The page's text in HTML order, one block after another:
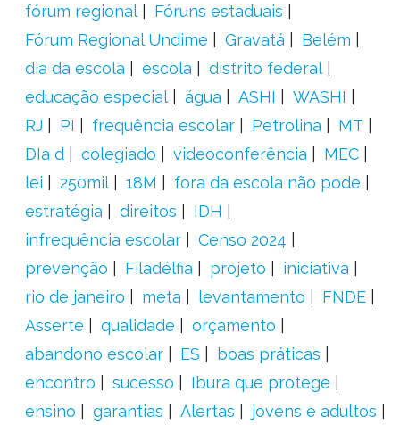
fórum regional
Fóruns estaduais
Fórum Regional Undime
Gravatá
Belém
dia da escola
escola
distrito federal
educação especial
água ASHI
WASHI
RJ
PI frequência escolar Petrolina
MT
DIa d
colegiado videoconferência
MEC
lei
250mil 18M
fora da escola não pode
estratégia
direitos
IDH
infrequência escolar
Censo 2024
prevenção
Filadélfia projeto
iniciativa
rio de janeiro
meta levantamento
FNDE
Asserte
qualidade
orçamento
abandono escolar
ES
boas práticas
encontro
sucesso
Ibura que protege
ensino
garantias Alertas
jovens e adultos